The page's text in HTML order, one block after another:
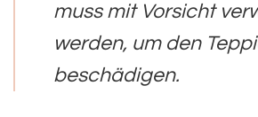
muss mit Vorsicht
werden, um den
beschädigen.